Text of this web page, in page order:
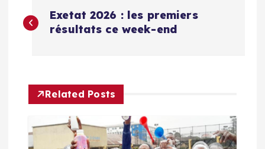
a
g
Exetat 2026 : les premiers
résultats ce week-end
Related Posts